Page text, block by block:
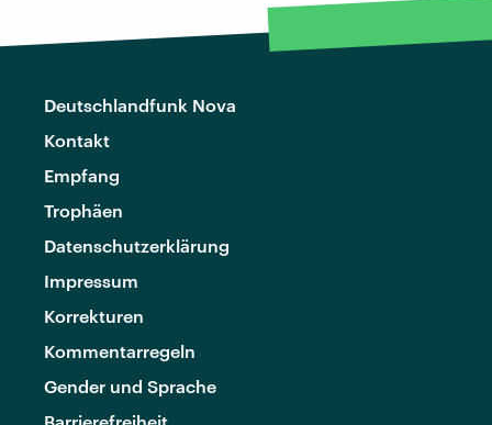
Deutschlandfunk Nova
Kontakt
Empfang
Trophäen
Datenschutzerklärung
Impressum
Korrekturen
Kommentarregeln
Gender und Sprache
Barrierefreiheit